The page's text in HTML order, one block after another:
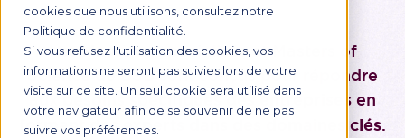
cookies que nous utilisons, consultez notre
Politique de confidentialité.
Si vous refusez l'utilisation des cookies, vos
informations ne seront pas suivies lors de votre
visite sur ce site. Un seul cookie sera utilisé dans
votre navigateur afin de se souvenir de ne pas
suivre vos préférences.
Les Mastères spécialisés et Masters of
Science de BSB sont conçus pour répondre
auxbesoins spécifiques des entreprises en
formant des experts dans des domaines clés.